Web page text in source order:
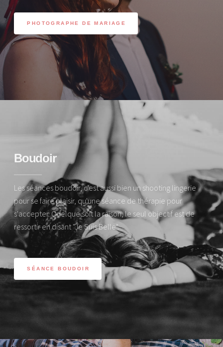
PHOTOGRAPHE DE MARIAGE
Boudoir
Les séances boudoir, c'est aussi bien un shooting lingerie
pour se faire plaisir, qu'une séance de thérapie pour
s'accepter. Quelque soit la raison, le seul objectif est de
ressortir en disant "Je Suis Belle".
SÉANCE BOUDOIR